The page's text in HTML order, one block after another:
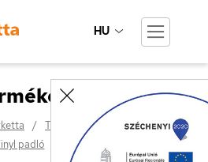
HU
Termékeink
padló
Charcoal Slate